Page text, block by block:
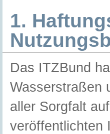
1.
Das ITZBund
Wasserstraßen
aller Sorgfalt
veröffentlichten